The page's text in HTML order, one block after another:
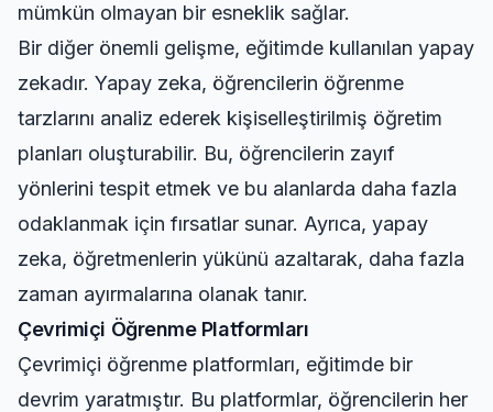
mümkün olmayan bir esneklik sağlar.
Bir diğer önemli gelişme, eğitimde kullanılan yapay
zekadır. Yapay zeka, öğrencilerin öğrenme
tarzlarını analiz ederek kişiselleştirilmiş öğretim
planları oluşturabilir. Bu, öğrencilerin zayıf
yönlerini tespit etmek ve bu alanlarda daha fazla
odaklanmak için fırsatlar sunar. Ayrıca, yapay
zeka, öğretmenlerin yükünü azaltarak, daha fazla
zaman ayırmalarına olanak tanır.
Çevrimiçi Öğrenme Platformları
Çevrimiçi öğrenme platformları, eğitimde bir
devrim yaratmıştır. Bu platformlar, öğrencilerin her